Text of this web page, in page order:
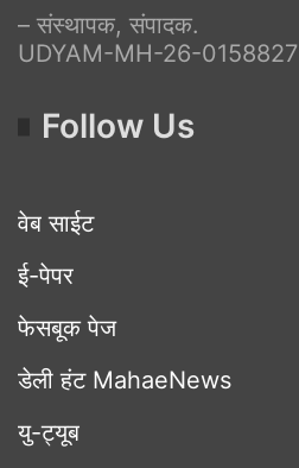
– संस्थापक, संपादक.
UDYAM-MH-26-0158827
Follow Us
वेब साईट
ई-पेपर
फेसबूक पेज
डेली हंट MahaeNews
यु-ट्यूब